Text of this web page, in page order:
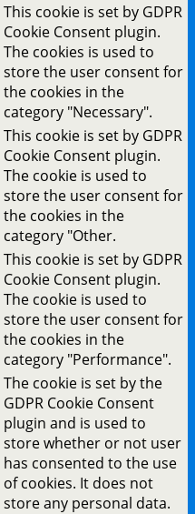
This cookie is set by GDPR
Cookie Consent plugin.
The cookies is used to
store the user consent for
the cookies in the
category "Necessary".
This cookie is set by GDPR
Cookie Consent plugin.
The cookie is used to
store the user consent for
the cookies in the
category "Other.
This cookie is set by GDPR
Cookie Consent plugin.
The cookie is used to
store the user consent for
the cookies in the
category "Performance".
The cookie is set by the
GDPR Cookie Consent
plugin and is used to
store whether or not user
has consented to the use
of cookies. It does not
store any personal data.